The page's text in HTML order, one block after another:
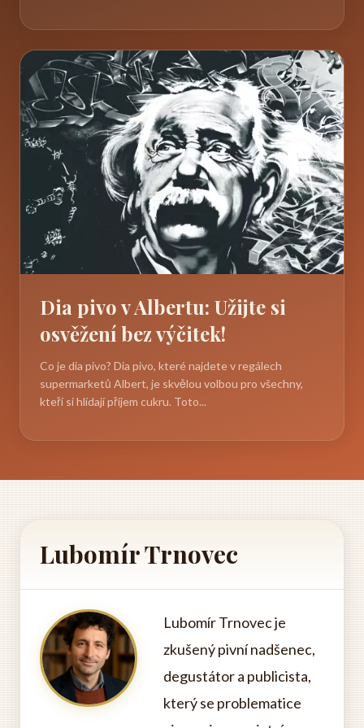
Dia pivo v Albertu: Užijte si
osvěžení bez výčitek!
Co je dia pivo? Dia pivo, které najdete v regálech
supermarketů Albert, je skvělou volbou pro všechny,
kteří si hlídají příjem cukru. Toto...
Lubomír Trnovec
Lubomír Trnovec je
zkušený pivní nadšenec,
degustátor a publicista,
který se problematice